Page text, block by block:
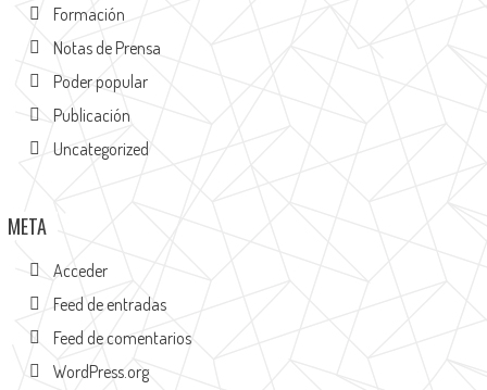
Formación
Notas de Prensa
Poder popular
Publicación
Uncategorized
META
Acceder
Feed de entradas
Feed de comentarios
WordPress.org